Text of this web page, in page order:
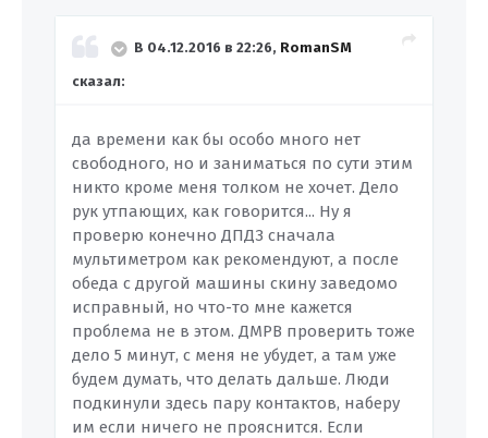
В 04.12.2016 в 22:26, RomanSM
сказал:
да времени как бы особо много нет
свободного, но и заниматься по сути этим
никто кроме меня толком не хочет. Дело
рук утпающих, как говорится... Ну я
проверю конечно ДПДЗ сначала
мультиметром как рекомендуют, а после
обеда с другой машины скину заведомо
исправный, но что-то мне кажется
проблема не в этом. ДМРВ проверить тоже
дело 5 минут, с меня не убудет, а там уже
будем думать, что делать дальше. Люди
подкинули здесь пару контактов, наберу
им если ничего не прояснится. Если